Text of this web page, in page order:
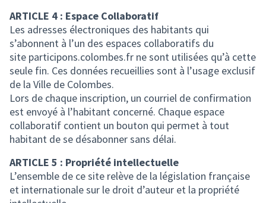
ARTICLE 4 : Espace Collaboratif
Les adresses électroniques des habitants qui
s’abonnent à l’un des espaces collaboratifs du
site participons.colombes.fr ne sont utilisées qu’à cette
seule fin. Ces données recueillies sont à l’usage exclusif
de la Ville de Colombes.
Lors de chaque inscription, un courriel de confirmation
est envoyé à l’habitant concerné. Chaque espace
collaboratif contient un bouton qui permet à tout
habitant de se désabonner sans délai.
ARTICLE 5 : Propriété intellectuelle
L’ensemble de ce site relève de la législation française
et internationale sur le droit d’auteur et la propriété